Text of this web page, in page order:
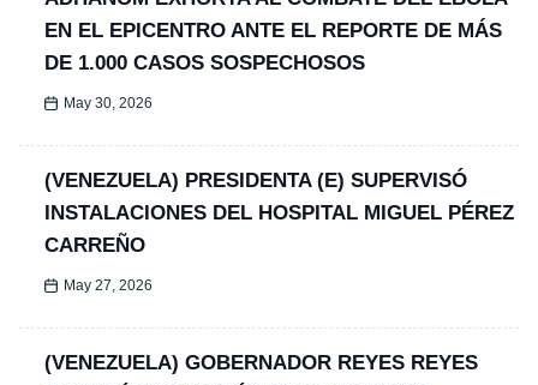
EN EL EPICENTRO ANTE EL REPORTE DE MÁS
DE 1.000 CASOS SOSPECHOSOS
May 30, 2026
(VENEZUELA) PRESIDENTA (E) SUPERVISÓ
INSTALACIONES DEL HOSPITAL MIGUEL PÉREZ
CARREÑO
May 27, 2026
(VENEZUELA) GOBERNADOR REYES REYES